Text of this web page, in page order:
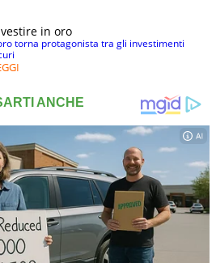
in oro
torna protagonista tra gli investimenti